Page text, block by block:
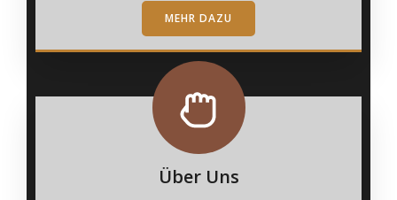
MEHR DAZU
Über Uns